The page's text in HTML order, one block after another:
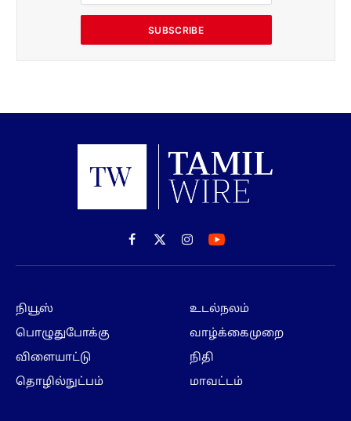
SUBSCRIBE
Facebook
X
(Twitter)
Instagram
நியூஸ்
பொழுதுபோக்கு
விளையாட்டு
தொழில்நுட்பம்
உடல்நலம்
வாழ்க்கைமுறை
நிதி
மாவட்டம்